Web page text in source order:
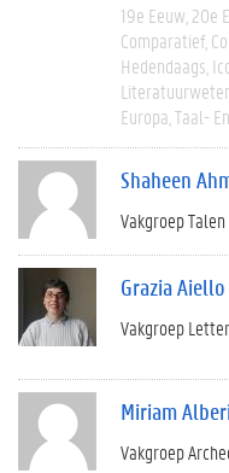
19e Eeuw 20e
Comparatief
Hedendaags
Europa Taal-
Shaheen
Vakgroep
Grazia Aiello
Vakgroep
Miriam
Vakgroep